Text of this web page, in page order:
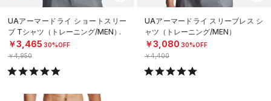
UAアーマードライ ショートスリー
ブ Tシャツ（トレーニング/MEN）
￥3,465 30%OFF
￥4,950
UAアーマードライ スリーブレス シ
ャツ（トレーニング/MEN）
￥3,080 30%OFF
￥4,400